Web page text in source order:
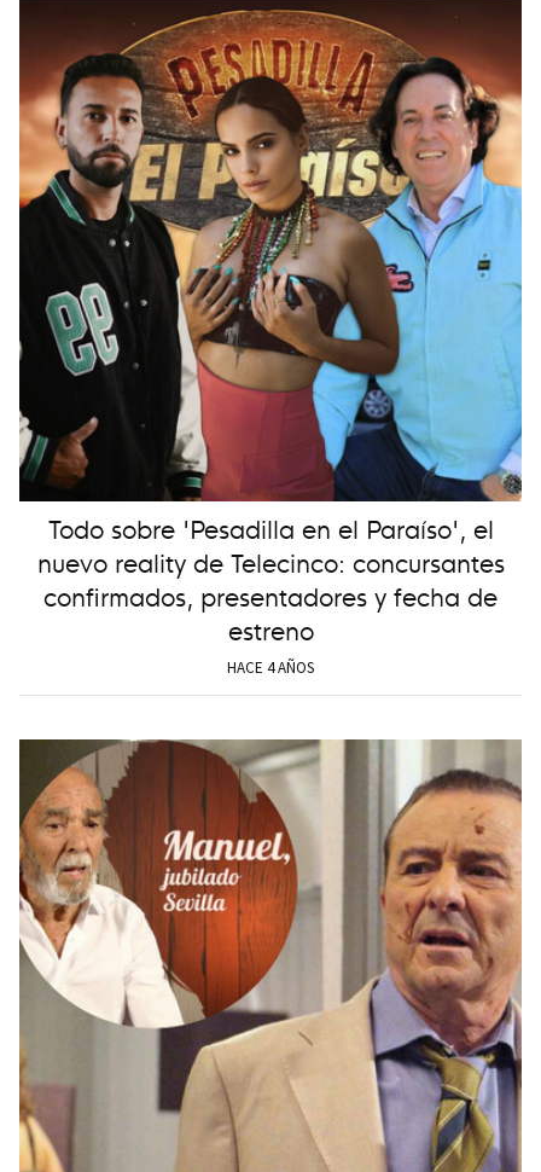
Todo sobre 'Pesadilla en el Paraíso', el
nuevo reality de Telecinco: concursantes
confirmados, presentadores y fecha de
estreno
HACE 4 AÑOS